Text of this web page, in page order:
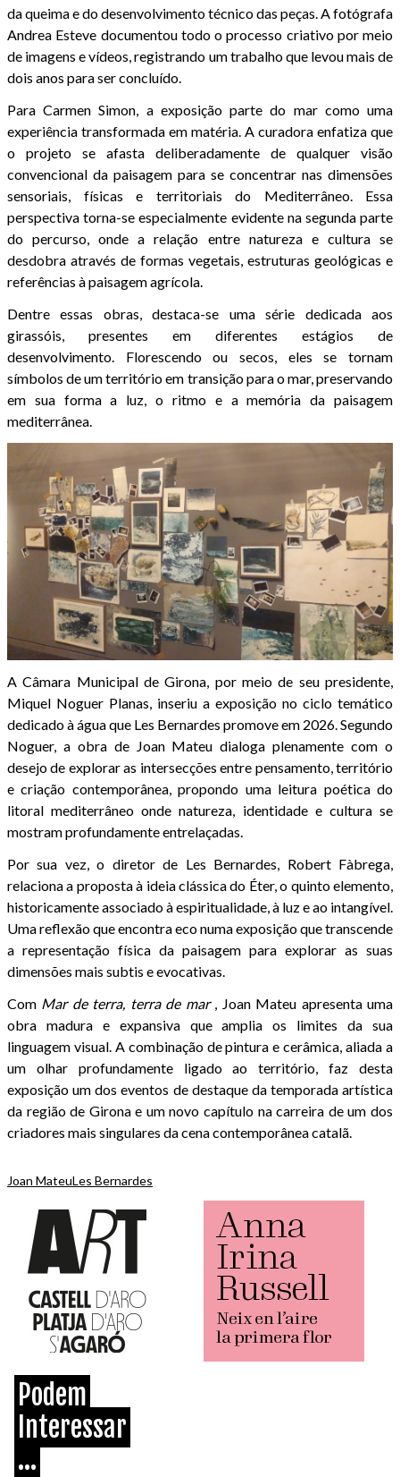
da queima e do desenvolvimento técnico das peças. A fotógrafa
Andrea Esteve documentou todo o processo criativo por meio
de imagens e vídeos, registrando um trabalho que levou mais de
dois anos para ser concluído.
Para Carmen Simon, a exposição parte do mar como uma
experiência transformada em matéria. A curadora enfatiza que
o projeto se afasta deliberadamente de qualquer visão
convencional da paisagem para se concentrar nas dimensões
sensoriais, físicas e territoriais do Mediterrâneo. Essa
perspectiva torna-se especialmente evidente na segunda parte
do percurso, onde a relação entre natureza e cultura se
desdobra através de formas vegetais, estruturas geológicas e
referências à paisagem agrícola.
Dentre essas obras, destaca-se uma série dedicada aos
girassóis, presentes em diferentes estágios de
desenvolvimento. Florescendo ou secos, eles se tornam
símbolos de um território em transição para o mar, preservando
em sua forma a luz, o ritmo e a memória da paisagem
mediterrânea.
A Câmara Municipal de Girona, por meio de seu presidente,
Miquel Noguer Planas, inseriu a exposição no ciclo temático
dedicado à água que Les Bernardes promove em 2026. Segundo
Noguer, a obra de Joan Mateu dialoga plenamente com o
desejo de explorar as intersecções entre pensamento, território
e criação contemporânea, propondo uma leitura poética do
litoral mediterrâneo onde natureza, identidade e cultura se
mostram profundamente entrelaçadas.
Por sua vez, o diretor de Les Bernardes, Robert Fàbrega,
relaciona a proposta à ideia clássica do Éter, o quinto elemento,
historicamente associado à espiritualidade, à luz e ao intangível.
Uma reflexão que encontra eco numa exposição que transcende
a representação física da paisagem para explorar as suas
dimensões mais subtis e evocativas.
Com Mar de terra, terra de mar, Joan Mateu apresenta uma
obra madura e expansiva que amplia os limites da sua
linguagem visual. A combinação de pintura e cerâmica, aliada a
um olhar profundamente ligado ao território, faz desta
exposição um dos eventos de destaque da temporada artística
da região de Girona e um novo capítulo na carreira de um dos
criadores mais singulares da cena contemporânea catalã.
Joan MateuLes Bernardes
Podem
Interessar
...